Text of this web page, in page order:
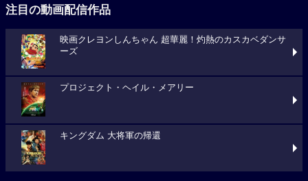
注目の動画配信作品
映画クレヨンしんちゃん 超華麗！灼熱のカスカベダンサ
ーズ
プロジェクト・ヘイル・メアリー
キングダム 大将軍の帰還